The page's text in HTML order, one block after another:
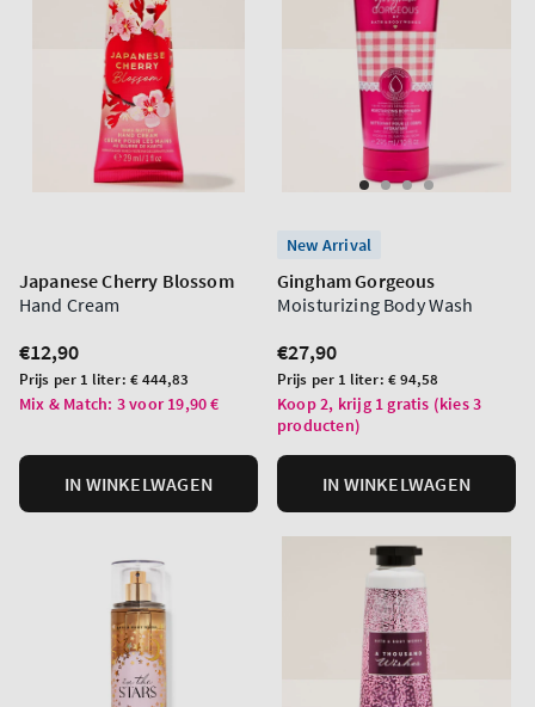
Japanese Cherry Blossom
Hand Cream
Normale
prijs
€12,90
Prijs
per
Prijs per 1 liter: € 444,83
Mix & Match: 3 voor 19,90 €
IN WINKELWAGEN
New Arrival
Gingham Gorgeous
Moisturizing Body Wash
Normale
prijs
€27,90
Prijs
per
eenheid
Prijs per 1 liter: € 94,58
Koop 2, krijg 1 gratis (kies 3
producten)
IN WINKELWAGEN